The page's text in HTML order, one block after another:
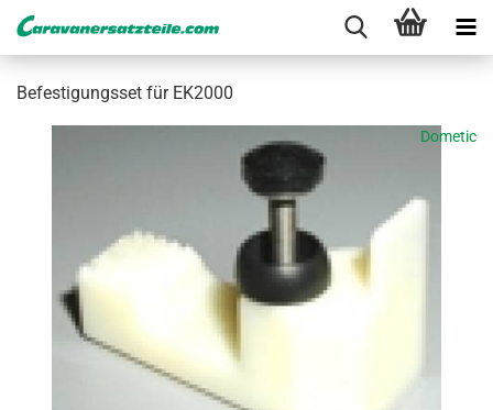
Be­fes­ti­gungs­set für EK2000
Dometic